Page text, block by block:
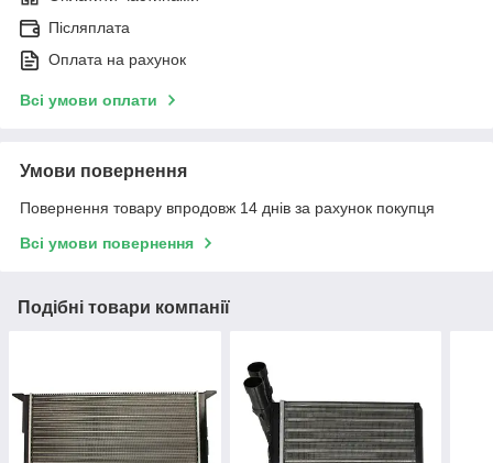
Післяплата
Оплата на рахунок
Всі умови оплати
Умови повернення
Повернення товару впродовж 14 днів за рахунок покупця
Всі умови повернення
Подібні товари компанії